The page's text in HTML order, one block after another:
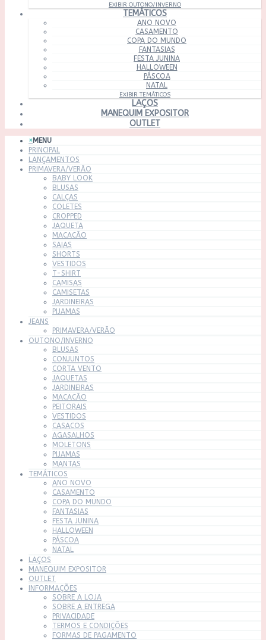
EXIBIR OUTONO/INVERNO
TEMÁTICOS
ANO NOVO
CASAMENTO
COPA DO MUNDO
FANTASIAS
FESTA JUNINA
HALLOWEEN
PÁSCOA
NATAL
EXIBIR TEMÁTICOS
LAÇOS
MANEQUIM EXPOSITOR
OUTLET
×MENU
PRINCIPAL
LANÇAMENTOS
PRIMAVERA/VERÃO
BABY LOOK
BLUSAS
CALÇAS
COLETES
CROPPED
JAQUETA
MACACÃO
SAIAS
SHORTS
VESTIDOS
T-SHIRT
CAMISAS
CAMISETAS
JARDINEIRAS
PIJAMAS
JEANS
PRIMAVERA/VERÃO
OUTONO/INVERNO
BLUSAS
CONJUNTOS
CORTA VENTO
JAQUETAS
JARDINEIRAS
MACACÃO
PEITORAIS
VESTIDOS
CASACOS
AGASALHOS
MOLETONS
PIJAMAS
MANTAS
TEMÁTICOS
ANO NOVO
CASAMENTO
COPA DO MUNDO
FANTASIAS
FESTA JUNINA
HALLOWEEN
PÁSCOA
NATAL
LAÇOS
MANEQUIM EXPOSITOR
OUTLET
INFORMAÇÕES
SOBRE A LOJA
SOBRE A ENTREGA
PRIVACIDADE
TERMOS E CONDIÇÕES
FORMAS DE PAGAMENTO